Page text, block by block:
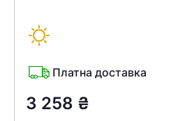
Платна доставка
3 258 ₴